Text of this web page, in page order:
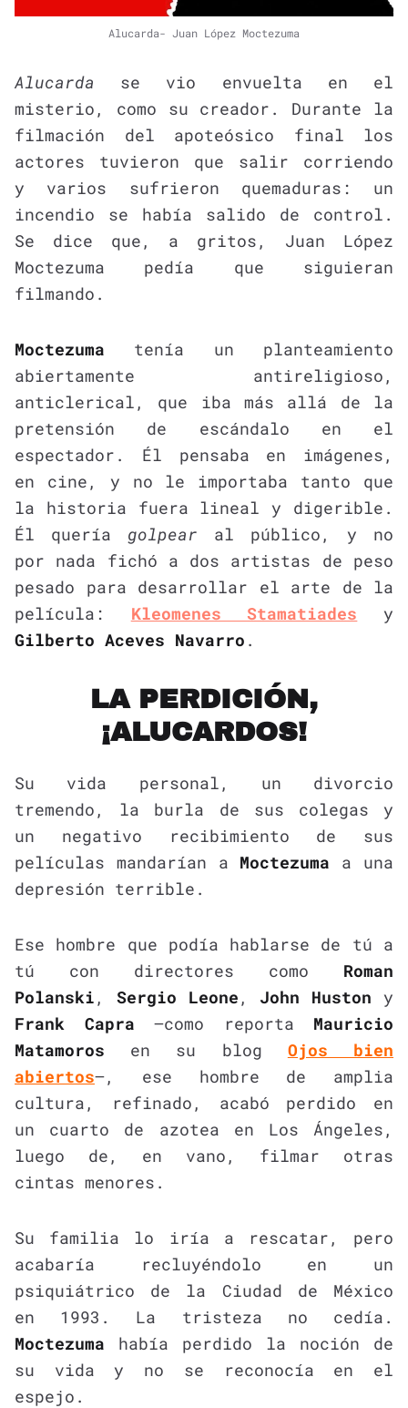
Alucarda- Juan López Moctezuma
Alucarda se vio envuelta en el
misterio, como su creador. Durante la
filmación del apoteósico final los
actores tuvieron que salir corriendo
y varios sufrieron quemaduras: un
incendio se había salido de control.
Se dice que, a gritos, Juan López
Moctezuma pedía que siguieran
filmando.
Moctezuma tenía un planteamiento
abiertamente antireligioso,
anticlerical, que iba más allá de la
pretensión de escándalo en el
espectador. Él pensaba en imágenes,
en cine, y no le importaba tanto que
la historia fuera lineal y digerible.
Él quería golpear al público, y no
por nada fichó a dos artistas de peso
pesado para desarrollar el arte de la
película: Kleomenes Stamatiades y
Gilberto Aceves Navarro .
LA PERDICIÓN,
¡ALUCARDOS!
Su vida personal, un divorcio
tremendo, la burla de sus colegas y
un negativo recibimiento de sus
películas mandarían a Moctezuma a una
depresión terrible.
Ese hombre que podía hablarse de tú a
tú con directores como Roman
Polanski , Sergio Leone , John Huston y
Frank Capra —como reporta Mauricio
Matamoros en su blog Ojos bien
abiertos—, ese hombre de amplia
cultura, refinado, acabó perdido en
un cuarto de azotea en Los Ángeles,
luego de, en vano, filmar otras
cintas menores.
Su familia lo iría a rescatar, pero
acabaría recluyéndolo en un
psiquiátrico de la Ciudad de México
en 1993. La tristeza no cedía.
Moctezuma había perdido la noción de
su vida y no se reconocía en el
espejo.